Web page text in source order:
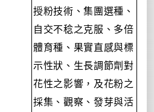
授粉技術、集團選種、
自交不稔之克服、多倍
體育種、果實直感與標
示性狀、生長調節劑對
花性之影響，及花粉之
採集、觀察、發芽與活